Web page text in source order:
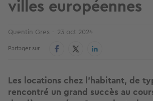
villes européennes
Quentin Gres 23 oct 2024
Partager sur
Les locations chez l'habitant, de
rencontré un grand succès au